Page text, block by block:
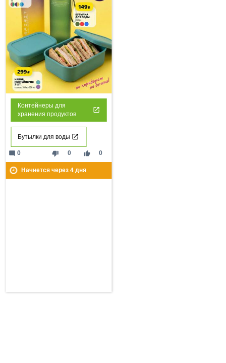
Контейнеры для
хранения продуктов
Бутылки для воды
thumb_down 0 thumb_up 0
mode_comment 0
Начнется через 4дня